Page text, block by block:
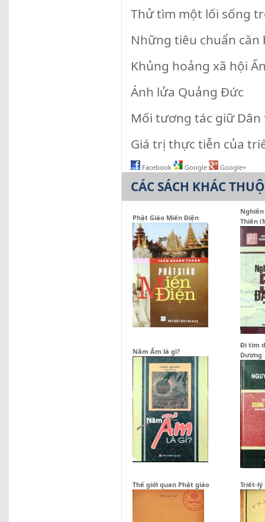
Thử tìm một lối sống
Những tiêu chuẩn căn
Khủng hoảng xã hội
Ánh lửa Quảng Đức
Mối tương tác giữ
Giá trị thực tiễn của
Facebook Google Google+
CÁC SÁCH KHÁC
Phật Giáo Miến Điện
Thiên
Năm Ấm là gì?
Đi tìm
Dương
Thế giới quan Phật giáo Triết-lý